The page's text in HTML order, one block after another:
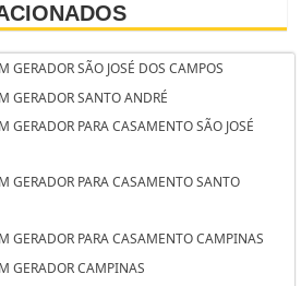
GERADOR SÃO JOSÉ DOS CAMPOS
GERADOR SANTO ANDRÉ
GERADOR PARA CASAMENTO SÃO JOSÉ
GERADOR PARA CASAMENTO SANTO
GERADOR PARA CASAMENTO CAMPINAS
GERADOR CAMPINAS